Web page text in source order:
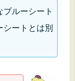
ルーシート
ートとは別